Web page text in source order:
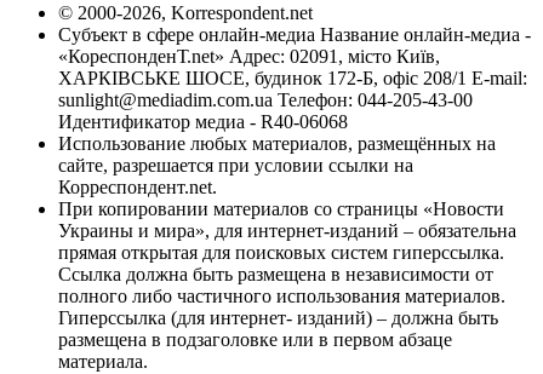
© 2000-2026, Korrespondent.net
Субъект в сфере онлайн-медиа Название онлайн-медиа -
«КореспонденТ.net» Адрес: 02091, місто Київ,
ХАРКІВСЬКЕ ШОСЕ, будинок 172-Б, офіс 208/1 E-mail:
sunlight@mediadim.com.ua Телефон: 044-205-43-00
Идентификатор медиа - R40-06068
Использование любых материалов, размещённых на
сайте, разрешается при условии ссылки на
Корреспондент.net.
При копировании материалов со страницы «Новости
Украины и мира», для интернет-изданий – обязательна
прямая открытая для поисковых систем гиперссылка.
Ссылка должна быть размещена в независимости от
полного либо частичного использования материалов.
Гиперссылка (для интернет- изданий) – должна быть
размещена в подзаголовке или в первом абзаце
материала.